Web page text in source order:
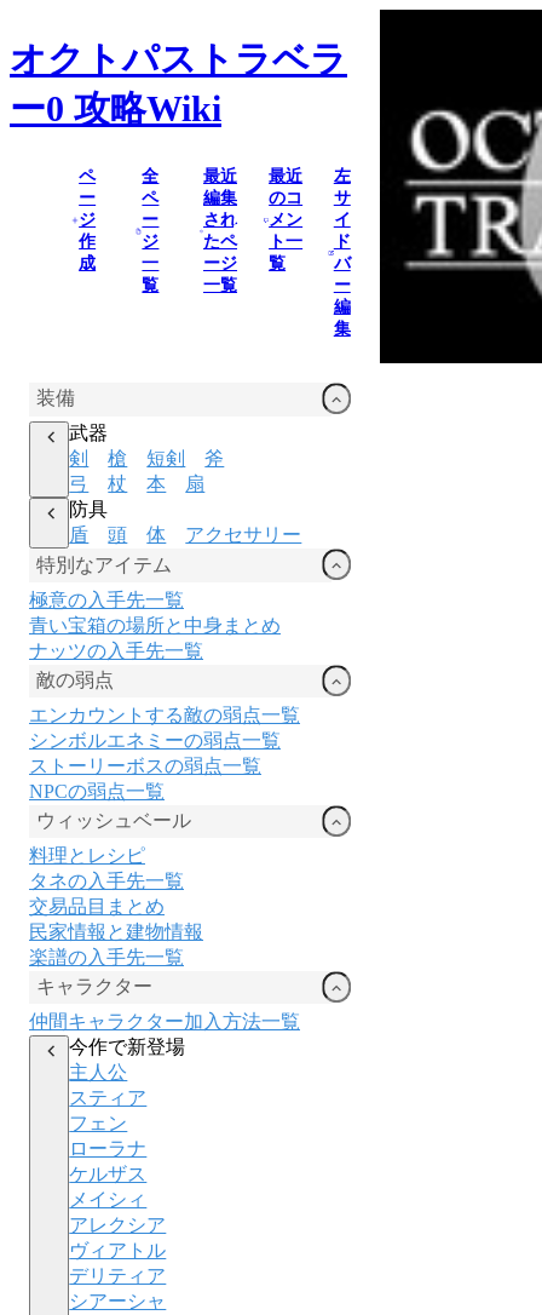
オクトパストラベラ
ー0 攻略Wiki
ペ
ー
ジ
作
成
全
ペ
ー
ジ
一
覧
最近
編集
され
たペ
ージ
一覧
最近
のコ
メン
ト一
覧
左
サ
イ
ド
バ
ー
編
集
装備
武器
剣
槍 短剣
斧
弓
杖 本
扇
防具
盾
頭 体
アクセサリー
特別なアイテム
極意の入手先一覧
青い宝箱の場所と中身まとめ
ナッツの入手先一覧
敵の弱点
エンカウントする敵の弱点一覧
シンボルエネミーの弱点一覧
ストーリーボスの弱点一覧
NPCの弱点一覧
ウィッシュベール
料理とレシピ
タネの入手先一覧
交易品目まとめ
民家情報と建物情報
楽譜の入手先一覧
キャラクター
仲間キャラクター加入方法一覧
今作で新登場
主人公
スティア
フェン
ローラナ
ケルザス
メイシィ
アレクシア
ヴィアトル
デリティア
シアーシャ